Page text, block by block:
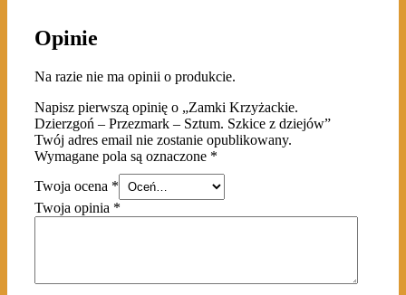
Opinie
Na razie nie ma opinii o produkcie.
Napisz pierwszą opinię o „Zamki Krzyżackie.
Dzierzgoń – Przezmark – Sztum. Szkice z dziejów”
Twój adres email nie zostanie opublikowany.
Wymagane pola są oznaczone *
Twoja ocena *
Twoja opinia *